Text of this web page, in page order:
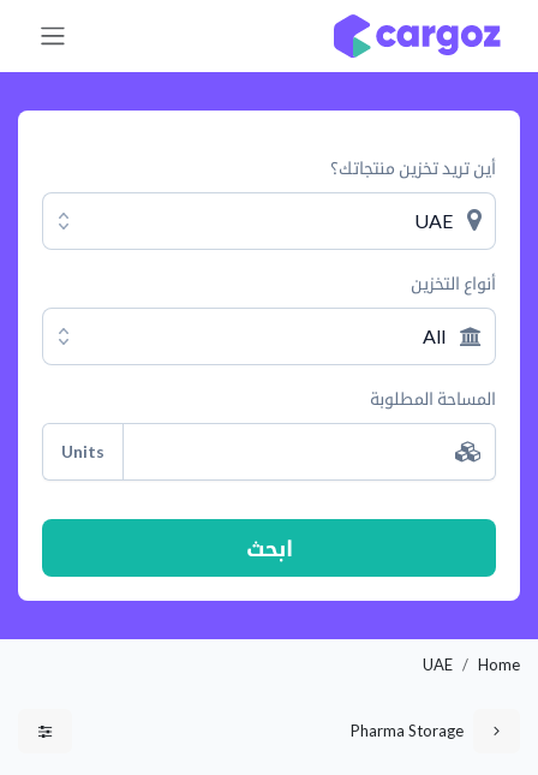
تخطي للذهاب إلى المحتوى
أين تريد تخزين منتجاتك؟
UAE
أنواع التخزين
All
المساحة المطلوبة
Units
ابحث
Home
UAE
Pharma Storage